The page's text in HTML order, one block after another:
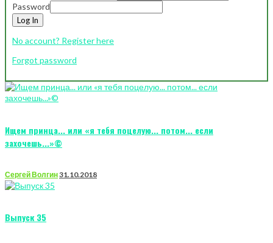
Password
Log In
No account? Register here
Forgot password
Ищем принца... или «я тебя поцелую... потом... если
захочешь...»©
Сергей Волгин31.10.2018
Выпуск 35